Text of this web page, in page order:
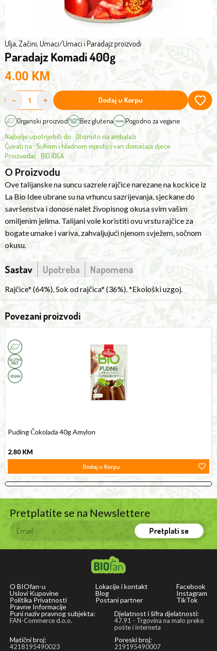
Ulja, Začini, Umaci/Umaci i Paradajz proizvodi
Paradajz Komadi 400g
4.00 KM
O Proizvodu
Ove talijanske na suncu sazrele rajčice narezane na kockice iz
La Bio Idee ubrane su na vrhuncu sazrijevanja, sjeckane do
savršenstva i donose nalet živopisnog okusa svim vašim
omiljenim jelima. Talijani vole koristiti ovu vrstu rajčice za
bogate umake i variva, zahvaljujući njenom svježem, sočnom
okusu.
burst
of
flavour
all
your
favourite
dishes.
Italians
love
using
this
style
of
tomato
for
rich
and
stews,
thanks
its
juicy
taste.
- + Dodaj u Korpu
Organski proizvod Bez glutena Pogodno za vegane
Najbolje upotrijebiti do : Otisnuto na ambalaži
Čuvati na : Suhom i hladnom mjestu i van domašaja djece
Proizvođač: BIO IDEA
Sastav Upotreba Napomena
Rajčice* (64%), Sok od rajčica* (36%). *Ekološki uzgoj.
Povezani proizvodi
Puding Čokolada 40g Amylon
Chocolate
40g
Amylon
2.80 KM
Dodaj u Korpu
Pretplatite se na Newslettere
Pretplati se
O BIOfan-u
Uslovi Kupovine
Politika Privatnosti
Lokacije i kontakt
Blog
Postani partner
Facebook
Instagram
TikTok
Pravne Informacije
Puni naziv pravnog subjekta:
FAN-Commerce d.o.o.
Djelatnost i šifra djelatnosti:
47.91 - Trgovina na malo preko
pošte i interneta
Matični broj:
4218195490023
Poreski broj:
219195490007